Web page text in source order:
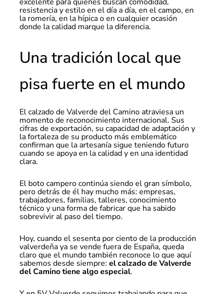
resistencia y estilo en el día a día, en el campo, en
la romería, en la hípica o en cualquier ocasión
donde la calidad marque la diferencia.
Una tradición local que
pisa fuerte en el mundo
El calzado de Valverde del Camino atraviesa un
momento de reconocimiento internacional. Sus
cifras de exportación, su capacidad de adaptación y
la fortaleza de su producto más emblemático
confirman que la artesanía sigue teniendo futuro
cuando se apoya en la calidad y en una identidad
clara.
El boto campero continúa siendo el gran símbolo,
pero detrás de él hay mucho más: empresas,
trabajadores, familias, talleres, conocimiento
técnico y una forma de fabricar que ha sabido
sobrevivir al paso del tiempo.
Hoy, cuando el sesenta por ciento de la producción
valverdeña ya se vende fuera de España, queda
claro que el mundo también reconoce lo que aquí
sabemos desde siempre: el calzado de Valverde
del Camino tiene algo especial.